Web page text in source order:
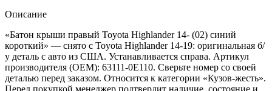
Описание
«Батон крыши правый Toyota Highlander 14- (02) синий
короткий» — снято с Toyota Highlander 14-19: оригинальная б/
у деталь с авто из США. Устанавливается справа. Артикул
производителя (OEM): 63111-0E110. Сверьте номер со своей
деталью перед заказом. Относится к категории «Кузов-жесть».
Перед покупкой менеджер подтвердит наличие, состояние и